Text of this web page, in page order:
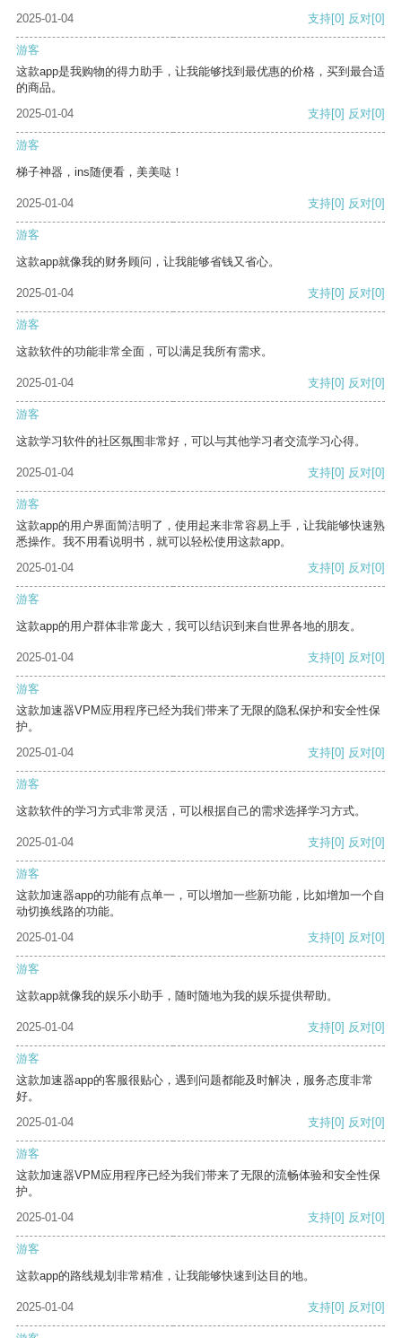
2025-01-04 支持[0] 反对[0]
游客
这款app是我购物的得力助手，让我能够找到最优惠的价格，买到最合适
的商品。
2025-01-04
支持[0] 反对[0]
游客
梯子神器，ins随便看，美美哒！
2025-01-04 支持[0] 反对[0]
游客
这款app就像我的财务顾问，让我能够省钱又省心。
2025-01-04 支持[0] 反对[0]
游客
这款软件的功能非常全面，可以满足我所有需求。
2025-01-04 支持[0] 反对[0]
游客
这款学习软件的社区氛围非常好，可以与其他学习者交流学习心得。
2025-01-04 支持[0] 反对[0]
游客
这款app的用户界面简洁明了，使用起来非常容易上手，让我能够快速熟
悉操作。我不用看说明书，就可以轻松使用这款app。
2025-01-04
支持[0] 反对[0]
游客
这款app的用户群体非常庞大，我可以结识到来自世界各地的朋友。
2025-01-04 支持[0] 反对[0]
游客
这款加速器VPM应用程序已经为我们带来了无限的隐私保护和安全性保
护。
2025-01-04
支持[0] 反对[0]
游客
这款软件的学习方式非常灵活，可以根据自己的需求选择学习方式。
2025-01-04 支持[0] 反对[0]
游客
这款加速器app的功能有点单一，可以增加一些新功能，比如增加一个自
动切换线路的功能。
2025-01-04
支持[0] 反对[0]
游客
这款app就像我的娱乐小助手，随时随地为我的娱乐提供帮助。
2025-01-04 支持[0] 反对[0]
游客
这款加速器app的客服很贴心，遇到问题都能及时解决，服务态度非常
好。
2025-01-04
支持[0] 反对[0]
游客
这款加速器VPM应用程序已经为我们带来了无限的流畅体验和安全性保
护。
2025-01-04
支持[0] 反对[0]
游客
这款app的路线规划非常精准，让我能够快速到达目的地。
2025-01-04 支持[0] 反对[0]